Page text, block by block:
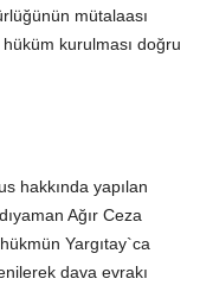
mütalaası
kurulması doğru
hakkında yapılan
Ağır Ceza
Yargıtay`ca
dava evrakı